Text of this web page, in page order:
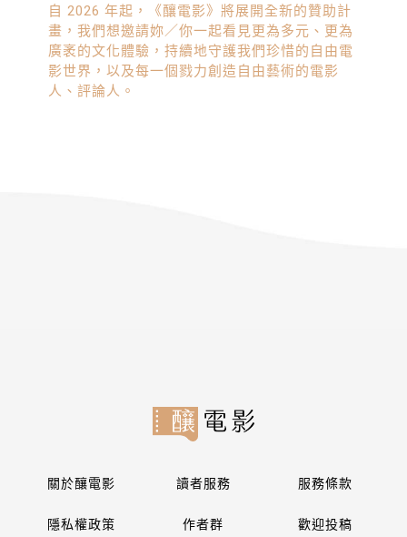
自 2026 年起，《釀電影》將展開全新的贊助計
畫，我們想邀請妳／你一起看見更為多元、更為
廣袤的文化體驗，持續地守護我們珍惜的自由電
影世界，以及每一個戮力創造自由藝術的電影
人、評論人。
關於釀電影 讀者服務 服務條款
隱私權政策 作者群 歡迎投稿